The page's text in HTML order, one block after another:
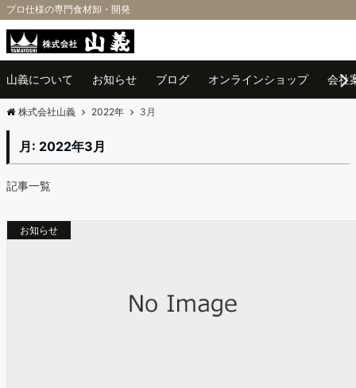
プロ仕様の専門食材卸・開発
山義について お知らせ ブログ オンラインショップ 会社
株式会社山義 2022年 3月
月: 2022年3月
記事一覧
お知らせ